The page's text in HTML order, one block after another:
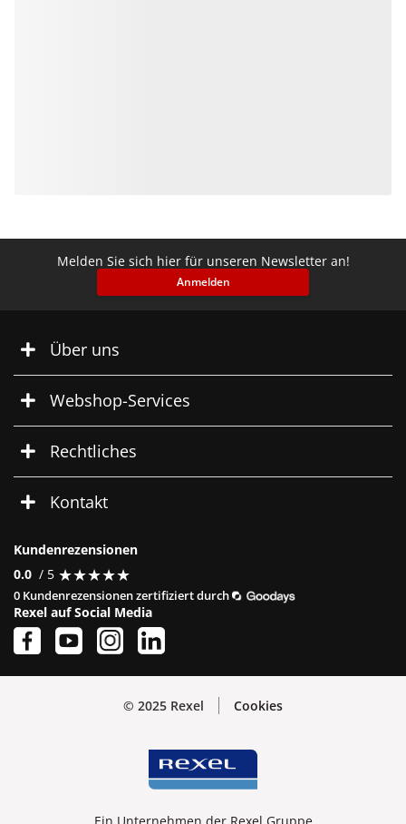
Melden Sie sich hier für unseren Newsletter an!
Anmelden
Über uns
Webshop-Services
Rechtliches
Kontakt
Kundenrezensionen
0.0 / 5 ★★★★★
★★★★★
0 Kundenrezensionen zertifiziert durch
Rexel auf Social Media
© 2025 Rexel Cookies